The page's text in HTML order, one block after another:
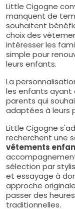
Little Cigogne
manquent de
souhaitent
choix des
intéresser les
simple pour
leurs enfants.
La
les enfants ayant
parents qui
adaptées à leurs
Little Cigogne
recherchent une
vêtements
sélection par
et essayage à
approche
passer des
traditionnelles.